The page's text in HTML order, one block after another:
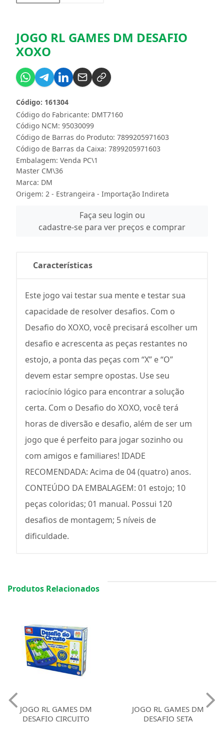
JOGO RL GAMES DM DESAFIO
XOXO
Código do Fabricante: DMT7160
Código: 161304
Código NCM: 95030099
Código de Barras do Produto: 7899205971603
Código de Barras da Caixa: 7899205971603
Embalagem: Venda PC\1
Master CM\36
Marca: DM
Origem: 2 - Estrangeira - Importação Indireta
Faça seu login ou
cadastre-se para ver preços e comprar
Características
Este jogo vai testar sua mente e testar sua
capacidade de resolver desafios. Com o
Desafio do XOXO, você precisará escolher um
desafio e acrescenta as peças restantes no
estojo, a ponta das peças com “X” e “O”
devem estar sempre opostas. Use seu
raciocínio lógico para encontrar a solução
certa. Com o Desafio do XOXO, você terá
horas de diversão e desafio, além de ser um
jogo que é perfeito para jogar sozinho ou
com amigos e familiares! IDADE
RECOMENDADA: Acima de 04 (quatro) anos.
CONTEÚDO DA EMBALAGEM: 01 estojo; 10
peças coloridas; 01 manual. Possui 120
desafios de montagem; 5 níveis de
dificuldade.
Produtos Relacionados
JOGO RL GAMES DM
DESAFIO CIRCUITO
JOGO RL GAMES DM
DESAFIO SETA